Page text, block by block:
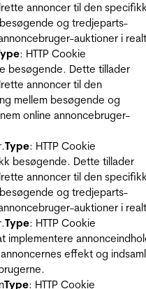
annoncer til den
og tredjeparts-
auktioner i
: HTTP Cookie
besøgende. Dette tillader
annoncer til den
mellem besøgende og
online annoncebruger-
Type: HTTP Cookie
besøgende. Dette tillader
annoncer til den
og tredjeparts-
auktioner i
Type: HTTP Cookie
implementere
effekt og
Type: HTTP Cookie